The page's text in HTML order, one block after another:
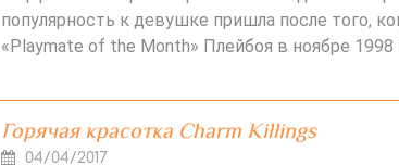
популярность к девушке пришла после того,
«Playmate of the Month» Плейбоя в ноябре 1998
Горячая красотка Charm Killings
04/04/2017